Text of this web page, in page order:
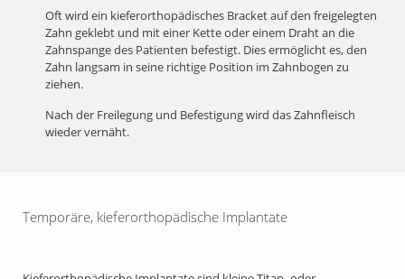
Oft wird ein kieferorthopädisches Bracket auf den freigelegten
Zahn geklebt und mit einer Kette oder einem Draht an die
Zahnspange des Patienten befestigt. Dies ermöglicht es, den
Zahn langsam in seine richtige Position im Zahnbogen zu
ziehen.
Nach der Freilegung und Befestigung wird das Zahnfleisch
wieder vernäht.
Temporäre, kieferorthopädische Implantate